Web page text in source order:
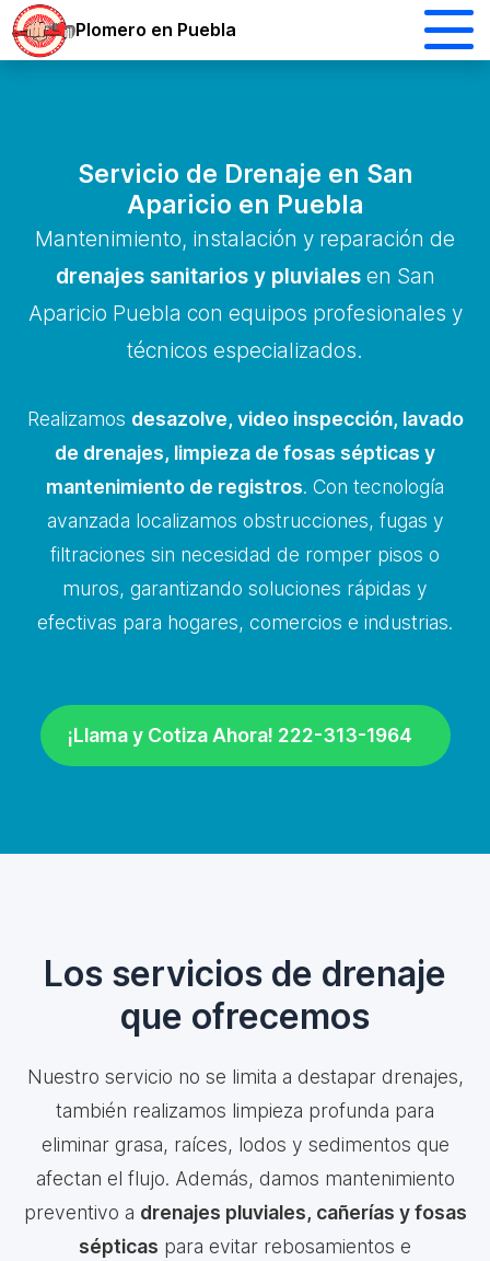
Plomero en Puebla
Servicio de Drenaje en San
Aparicio en Puebla
Mantenimiento, instalación y reparación de
drenajes sanitarios y pluvialesen San
Aparicio Puebla con equipos profesionales y
técnicos especializados.
Realizamos desazolve, video inspección, lavado
de drenajes, limpieza de fosas sépticas y
mantenimiento de registros. Con tecnología
avanzada localizamos obstrucciones, fugas y
filtraciones sin necesidad de romper pisos o
muros, garantizando soluciones rápidas y
efectivas para hogares, comercios e industrias.
¡Llama y Cotiza Ahora! 222-313-1964
Los servicios de drenaje
que ofrecemos
Nuestro servicio no se limita a destapar drenajes,
también realizamos limpieza profunda para
eliminar grasa, raíces, lodos y sedimentos que
afectan el flujo. Además, damos mantenimiento
preventivo a drenajes pluviales, cañerías y fosas
sépticas para evitar rebosamientos e